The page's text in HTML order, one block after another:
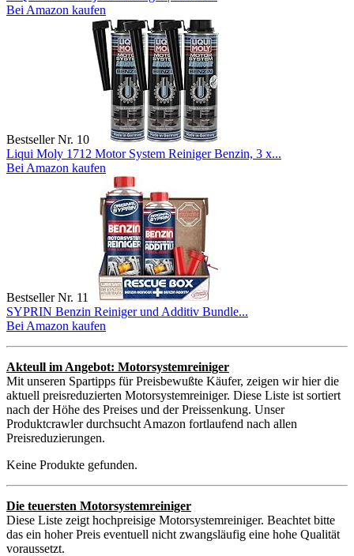
Bei Amazon kaufen
Bestseller Nr. 10
Liqui Moly 1712 Motor System Reiniger Benzin, 3 x...
Bei Amazon kaufen
Bestseller Nr. 11
SYPRIN Benzin Reiniger und Additiv Bundle...
Bei Amazon kaufen
Akteull im Angebot: Motorsystemreiniger
Mit unseren Spartipps für Preisbewußte Käufer, zeigen wir hier die
aktuell preisreduzierten Motorsystemreiniger. Diese Liste ist sortiert
nach der Höhe des Preises und der Preissenkung. Unser
Produktcrawler durchsucht Amazon fortlaufend nach allen
Preisreduzierungen.
Keine Produkte gefunden.
Die teuersten Motorsystemreiniger
Diese Liste zeigt hochpreisige Motorsystemreiniger. Beachtet bitte
das ein hoher Preis eventuell nicht zwangsläufig eine hohe Qualität
voraussetzt.